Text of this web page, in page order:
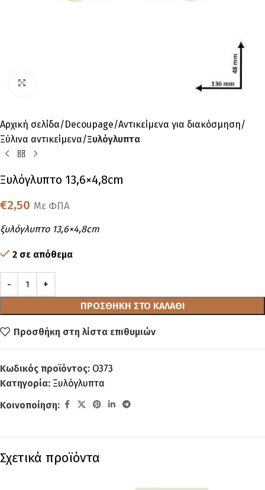
Αρχική σελίδα Decoupage Αντικείμενα για διακόσμηση
Ξύλινα αντικείμενα Ξυλόγλυπτα
Ξυλόγλυπτo 13,6×4,8cm
€2,50 Με ΦΠΑ
ξυλόγλυπτo 13,6×4,8cm
2 σε απόθεμα
ΠΡΟΣΘΉΚΗ ΣΤΟ ΚΑΛΆΘΙ
Προσθήκη στη λίστα επιθυμιών
Κωδικός προϊόντος: O373
Κατηγορία: Ξυλόγλυπτα
Κοινοποίηση:
Σχετικά προϊόντα